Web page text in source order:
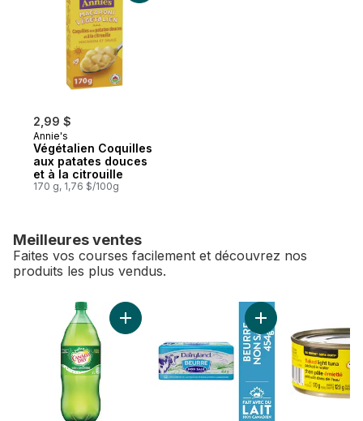
2,99 $
Annie's
Végétalien Coquilles
aux patates douces
et à la citrouille
170 g, 1,76 $/100g
Meilleures ventes
Faites vos courses facilement et découvrez nos
produits les plus vendus.
sauter Meilleures ventes
Ajouter Soda gingembre, bouteille au panier
Ajouter Beurre